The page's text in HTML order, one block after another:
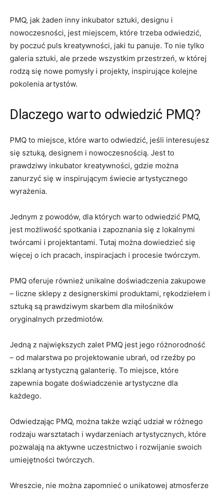
PMQ, jak żaden inny⁢ inkubator ⁣sztuki, designu i
nowoczesności, jest miejscem, które ‌trzeba odwiedzić,
by poczuć​ puls kreatywności, jaki‍ tu panuje.⁢ To nie tylko
galeria⁤ sztuki, ale przede wszystkim przestrzeń,​ w ⁤której⁢
rodzą się nowe pomysły i projekty,‌ inspirujące kolejne ​
pokolenia artystów.
Dlaczego⁣ warto odwiedzić PMQ?
PMQ ⁣to ⁣miejsce, które warto​ odwiedzić, jeśli⁣ interesujesz
‌się sztuką, designem i nowoczesnością.‍ Jest to
prawdziwy​ inkubator kreatywności, gdzie można
zanurzyć się w inspirującym świecie artystycznego
⁤wyrażenia.
Jednym z powodów, dla których warto odwiedzić PMQ,
jest możliwość spotkania i zapoznania się z lokalnymi
twórcami i projektantami. Tutaj można ⁢dowiedzieć się
‍więcej⁤ o ich pracach, inspiracjach i⁣ procesie twórczym.
PMQ oferuje również unikalne doświadczenia​ zakupowe
–‍ liczne sklepy z designerskimi produktami,⁤ rękodziełem i
sztuką są prawdziwym skarbem ⁢dla miłośników
oryginalnych przedmiotów.
Jedną z największych zalet PMQ jest jego różnorodność
– od malarstwa ⁤po projektowanie ubrań, od rzeźby po
szklaną artystyczną‌ galanterię. To miejsce, które
zapewnia bogate doświadczenie artystyczne dla
każdego.
Odwiedzając PMQ, można także ​wziąć udział w‌ różnego
rodzaju ⁢warsztatach i​ wydarzeniach artystycznych, które
pozwalają na aktywne ⁢uczestnictwo ‍i rozwijanie swoich
⁣umiejętności twórczych.
Wreszcie, nie można zapomnieć o‍ unikatowej atmosferze